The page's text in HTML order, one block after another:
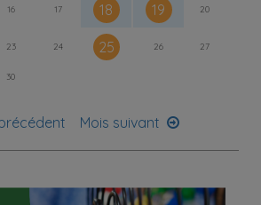
16 17 18 19 20
23 24 25 26 27
30
Mois suivant